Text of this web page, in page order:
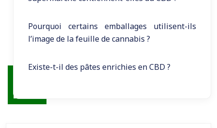
Pourquoi certains emballages utilisent-ils
l’image de la feuille de cannabis ?
Existe-t-il des pâtes enrichies en CBD ?